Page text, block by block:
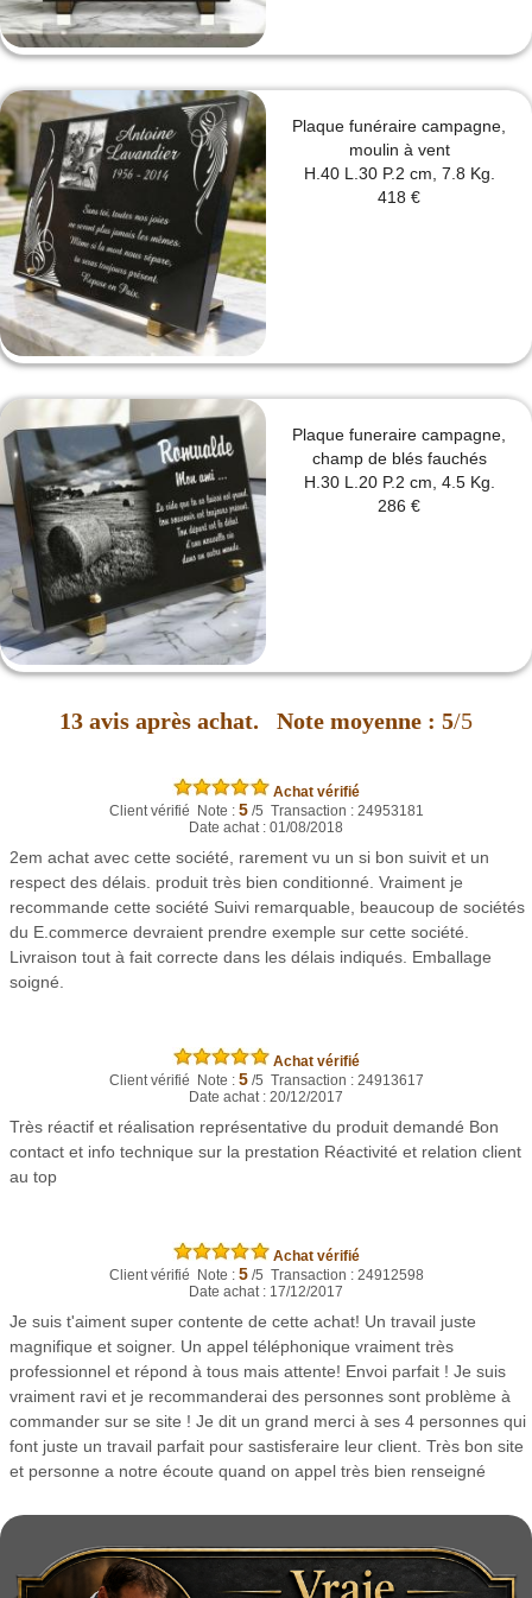
Plaque funéraire campagne,
moulin à vent
H.40 L.30 P.2 cm, 7.8 Kg.
418 €
Plaque funeraire campagne,
champ de blés fauchés
H.30 L.20 P.2 cm, 4.5 Kg.
286 €
13 avis après achat. Note moyenne : 5/5
Achat vérifié
Client vérifié Note : 5/5 Transaction : 24953181
Date achat : 01/08/2018
2em achat avec cette société, rarement vu un si bon suivit et un
respect des délais. produit très bien conditionné. Vraiment je
recommande cette société Suivi remarquable, beaucoup de sociétés
du E.commerce devraient prendre exemple sur cette société.
Livraison tout à fait correcte dans les délais indiqués. Emballage
soigné.
Achat vérifié
Client vérifié Note : 5/5 Transaction : 24913617
Date achat : 20/12/2017
Très réactif et réalisation représentative du produit demandé Bon
contact et info technique sur la prestation Réactivité et relation client
au top
Achat vérifié
Client vérifié Note : 5/5 Transaction : 24912598
Date achat : 17/12/2017
Je suis t'aiment super contente de cette achat! Un travail juste
magnifique et soigner. Un appel téléphonique vraiment très
professionnel et répond à tous mais attente! Envoi parfait ! Je suis
vraiment ravi et je recommanderai des personnes sont problème à
commander sur se site ! Je dit un grand merci à ses 4 personnes qui
font juste un travail parfait pour sastisferaire leur client. Très bon site
et personne a notre écoute quand on appel très bien renseigné